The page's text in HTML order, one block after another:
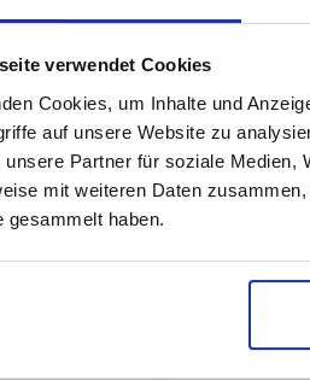
verwendet Cookies
Cookies, um Inhalte und
auf unsere Website zu
unsere Partner für soziale Medien,
mit weiteren Daten
gesammelt haben.
2
Form
A